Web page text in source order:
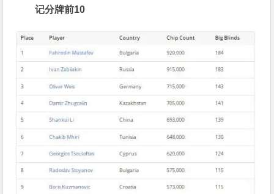
记分牌前10